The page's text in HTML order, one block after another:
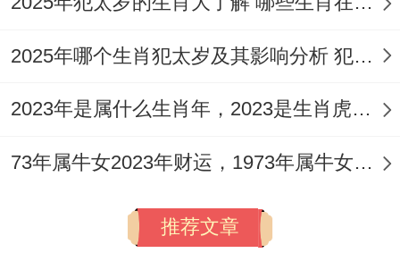
2025年哪个生肖犯太岁及其影响分析 犯太岁的生肖及化解方法解析
2023年是属什么生肖年，2023是生肖虎年还是兔年
73年属牛女2023年财运，1973年属牛女2023年每月运势怎样
推荐文章